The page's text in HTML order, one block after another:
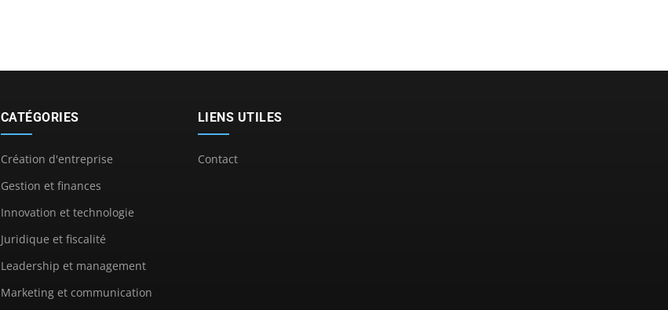
CATÉGORIES
Création d'entreprise
Gestion et finances
Innovation et technologie
Juridique et fiscalité
Leadership et management
Marketing et communication
LIENS UTILES
Contact